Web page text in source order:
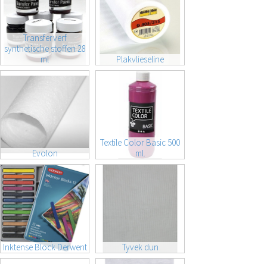
Transferverf
synthetische stoffen 28
ml
Plakvlieseline
Evolon
Textile Color Basic 500
ml.
Inktense Block Derwent Tyvek dun